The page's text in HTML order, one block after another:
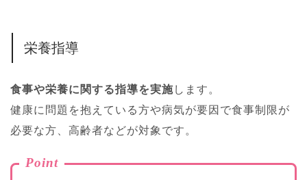
栄養指導
食事や栄養に関する指導を実施します。
健康に問題を抱えている方や病気が要因で食事制限が
必要な方、高齢者などが対象です。
Point